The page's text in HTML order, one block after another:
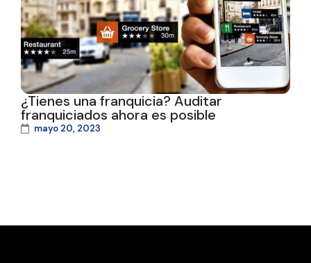
¿Tienes una franquicia? Auditar
franquiciados ahora es posible
mayo 20, 2023